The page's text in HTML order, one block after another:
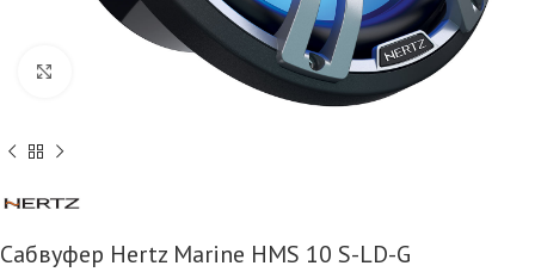
Сабвуфер Hertz Marine HMS 10 S-LD-G